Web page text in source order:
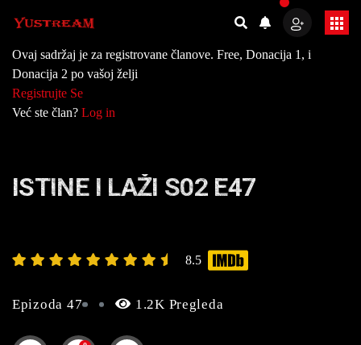
Ovaj sadržaj je za registrovane članove. Free, Donacija 1, i
Donacija 2 po vašoj želji
Registrujte Se
Već ste član? Log in
ISTINE I LAŽI S02 E47
8.5
Epizoda 47 1.2K Pregleda